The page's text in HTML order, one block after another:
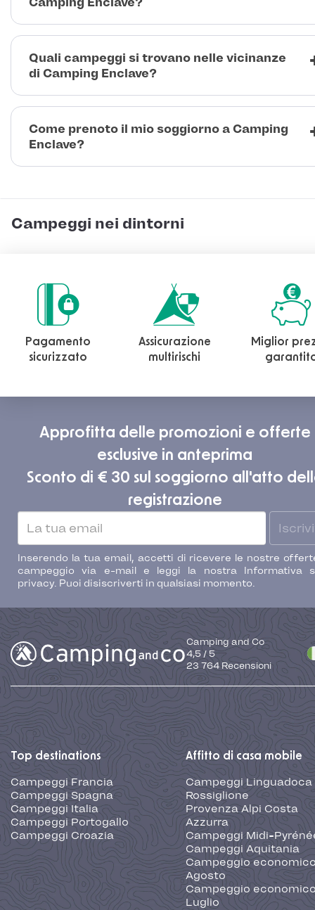
Quali campeggi si trovano nelle vicinanze
di Camping Enclave?
Come prenoto il mio soggiorno a Camping
Enclave?
Campeggi nei dintorni
Pagamento
sicurizzato
Assicurazione
multirischi
Miglior
Approfitta delle promozioni e offerte
esclusive in anteprima
Sconto di € 30 sul soggiorno all'atto
registrazione
Inserendo la tua email, accetti di ricevere le nostre
campeggio via e-mail e leggi la nostra Informativa
privacy. Puoi disiscriverti in qualsiasi momento.
Camping and Co
4,5 / 5
23 764 Recensioni
Top destinations
Campeggi Francia
Campeggi Spagna
Campeggi Italia
Campeggi Portogallo
Campeggi Croazia
Affitto di casa mobile
Campeggi Linguadoca
Rossiglione
Provenza Alpi Costa
Azzurra
Campeggi Midi-
Campeggi Aquitania
Campeggio
Agosto
Campeggio
Luglio